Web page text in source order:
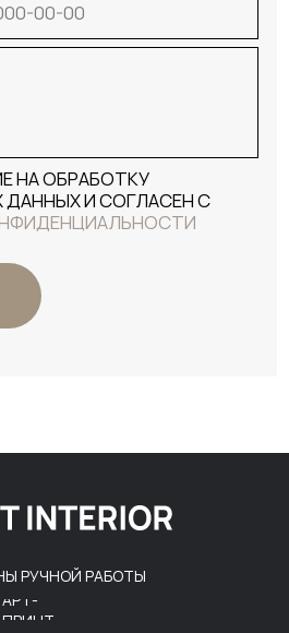
РУЧНОЙ РАБОТЫ
АРТ-
ПРИНТ